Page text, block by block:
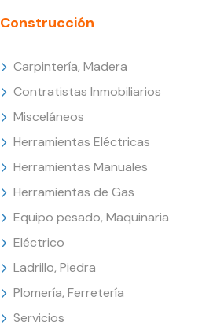
Construcción
Carpintería, Madera
Contratistas Inmobiliarios
Misceláneos
Herramientas Eléctricas
Herramientas Manuales
Herramientas de Gas
Equipo pesado, Maquinaria
Eléctrico
Ladrillo, Piedra
Plomería, Ferretería
Servicios